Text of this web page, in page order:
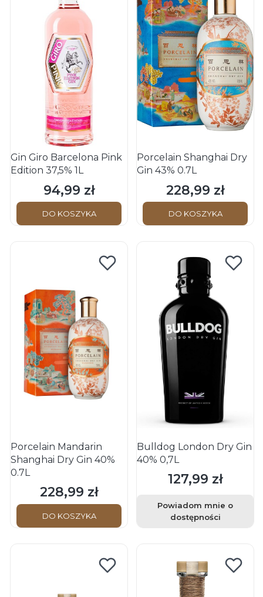
Gin Giro Barcelona Pink
Edition 37,5% 1L
Cena
94,99 zł
DO KOSZYKA
Porcelain Shanghai Dry
Gin 43% 0.7L
Cena
228,99 zł
DO KOSZYKA
Porcelain Mandarin
Shanghai Dry Gin 40%
0.7L
Cena
228,99 zł
DO KOSZYKA
Bulldog London Dry Gin
40% 0,7L
Cena
127,99 zł
Powiadom mnie o
dostępności